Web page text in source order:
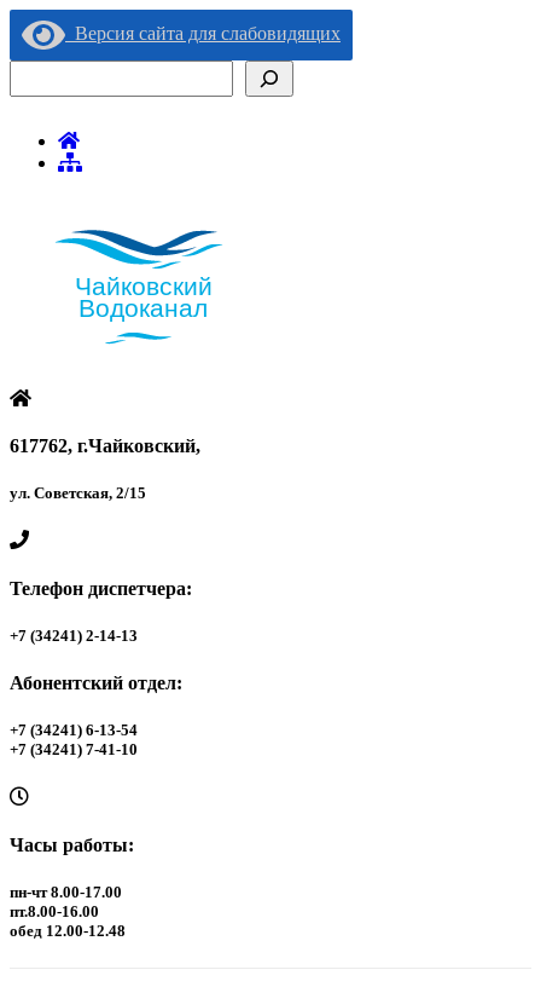
Версия сайта для слабовидящих
617762, г.Чайковский,
ул. Советская, 2/15
Телефон диспетчера:
+7 (34241) 2-14-13
Абонентский отдел:
+7 (34241) 6-13-54
+7 (34241) 7-41-10
Часы работы:
пн-чт 8.00-17.00
пт.8.00-16.00
обед 12.00-12.48